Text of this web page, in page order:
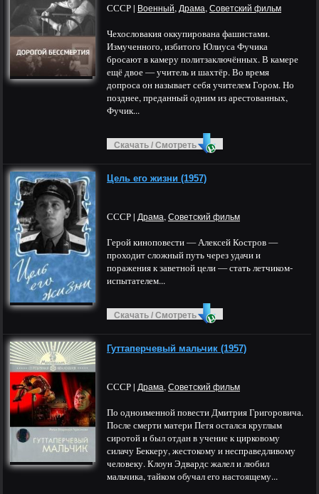
СССР | Военный, Драма, Советский фильм
Чехословакия оккупирована фашистами.
Измученного, избитого Юлиуса Фучика
бросают в камеру политзаключённых. В камере
ещё двое — учитель и шахтёр. Во время
допроса он называет себя учителем Гором. Но
позднее, преданный одним из арестованных,
Фучик...
Скачать / Смотреть
Цель его жизни (1957)
СССР | Драма, Советский фильм
Герой киноповести — Алексей Костров —
проходит сложный путь через удачи и
поражения к заветной цели — стать летчиком-
испытателем...
Скачать / Смотреть
Гуттаперчевый мальчик (1957)
СССР | Драма, Советский фильм
По одноименной повести Дмитрия Григоровича.
После смерти матери Петя остался круглым
сиротой и был отдан в учение к цирковому
силачу Беккеру, жестокому и несправедливому
человеку. Клоун Эдвардс жалел и любил
мальчика, тайком обучал его настоящему...